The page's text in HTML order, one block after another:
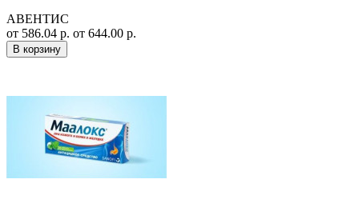
АВЕНТИС
от 586.04 р. от 644.00 р.
В корзину